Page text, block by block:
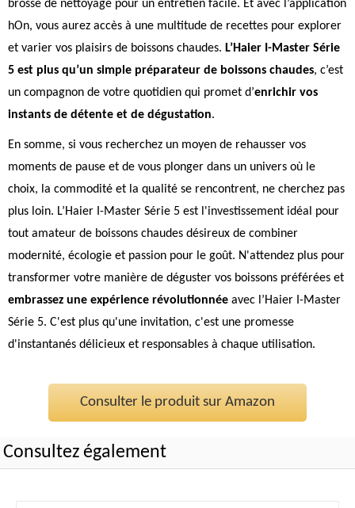
brosse de nettoyage pour un entretien facile. Et avec l’application
hOn, vous aurez accès à une multitude de recettes pour explorer
et varier vos plaisirs de boissons chaudes. L’Haier I-Master Série
5 est plus qu’un simple préparateur de boissons chaudes, c’est
un compagnon de votre quotidien qui promet d’enrichir vos
instants de détente et de dégustation.
En somme, si vous recherchez un moyen de rehausser vos
moments de pause et de vous plonger dans un univers où le
choix, la commodité et la qualité se rencontrent, ne cherchez pas
plus loin. L’Haier I-Master Série 5 est l'investissement idéal pour
tout amateur de boissons chaudes désireux de combiner
modernité, écologie et passion pour le goût. N'attendez plus pour
transformer votre manière de déguster vos boissons préférées et
embrassez une expérience révolutionnée avec l’Haier I-Master
Série 5. C'est plus qu'une invitation, c'est une promesse
d'instantanés délicieux et responsables à chaque utilisation.
Consulter le produit sur Amazon
Consultez également